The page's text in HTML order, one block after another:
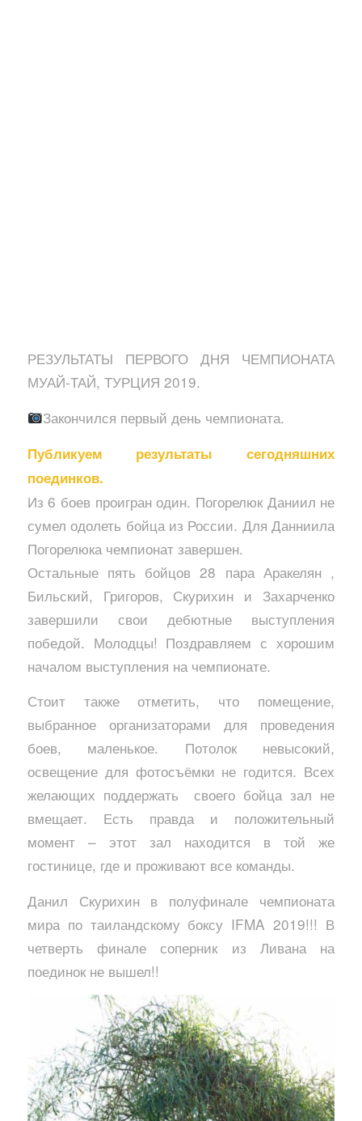
РЕЗУЛЬТАТЫ ПЕРВОГО ДНЯ ЧЕМПИОНАТА
МУАЙ-ТАЙ, ТУРЦИЯ 2019.
Закончился первый день чемпионата.
Публикуем результаты сегодняшних
поединков.
Из 6 боев проигран один. Погорелюк Даниил не
сумел одолеть бойца из России. Для Данниила
Погорелюка чемпионат завершен.
Остальные пять бойцов 28 пара Аракелян ,
Бильский, Григоров, Скурихин и Захарченко
завершили свои дебютные выступления
победой. Молодцы! Поздравляем с хорошим
началом выступления на чемпионате.
Стоит также отметить, что помещение,
выбранное организаторами для проведения
боев, маленькое. Потолок невысокий,
освещение для фотосъёмки не годится. Всех
желающих поддержать своего бойца зал не
вмещает. Есть правда и положительный
момент – этот зал находится в той же
гостинице, где и проживают все команды.
Данил Скурихин в полуфинале чемпионата
мира по таиландскому боксу IFMA 2019!!! В
четверть финале соперник из Ливана на
поединок не вышел!!